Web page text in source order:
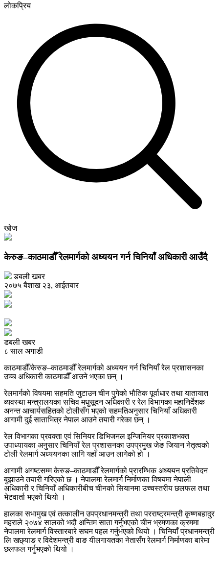
लोकप्रिय
खोज
केरुङ–काठमाडौँ रेलमार्गको अध्ययन गर्न चिनियाँ अधिकारी आउँदै
डबली खबर
२०७५ बैशाख २३, आईतबार
डबली खबर
८ साल अगाडी
काठमाडौँ/केरुङ–काठमाडौँ रेलमार्गको अध्ययन गर्न चिनियाँ रेल प्रशासनका
उच्च अधिकारी काठमाडौँ आउने भएका छन् ।
रेलमार्गको विषयमा सहमति जुटाउन चीन पुगेको भौतिक पूर्वाधार तथा यातायात
व्यवस्था मन्त्रालयका सचिव मधुसूदन अधिकारी र रेल विभागका महानिर्देशक
अनन्त आचार्यसहितको टोलीसँग भएको सहमतिअनुसार चिनियाँ अधिकारी
आगामी दुई साताभित्र नेपाल आउने तयारी गरेका छन् ।
रेल विभागका प्रवक्ता एवं सिनियर डिभिजनल इन्जिनियर प्रकाशभक्त
उपाध्यायका अनुसार चिनियाँ रेल प्रशासनका उपप्रमुख जेङ जियान नेतृत्वको
टोली रेलमार्ग अध्ययनका लागि यहाँ आउन लागेको हो ।
आगामी अगष्टसम्म केरुङ–काठमाडौँ रेलमार्गको प्रारम्भिक अध्ययन प्रतिवेदन
बुझाउने तयारी गरिएको छ । नेपालमा रेलमार्ग निर्माणका विषयमा नेपाली
अधिकारी र चिनियाँ अधिकारीबीच चीनको सियानमा उच्चस्तरीय छलफल तथा
भेटवार्ता भएको थियो ।
हालका सभामुख एवं तत्कालीन उपप्रधानमन्त्री तथा परराष्ट्रमन्त्री कृष्णबहादुर
महराले २०७४ सालको भदौ अन्तिम साता गर्नुभएको चीन भ्रमणका क्रममा
नेपालमा रेलमार्ग विस्तारबारे सघन पहल गर्नुभएको थियो । चिनियाँ प्रधानमन्त्री
लि खछ्याङ र विदेशमन्त्री वाङ यीलगायतका नेतासँग रेलमार्ग निर्माणका बारेमा
छलफल गर्नुभएको थियो ।